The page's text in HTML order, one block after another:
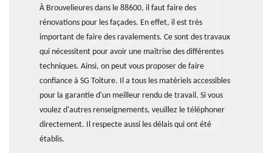
À Brouvelieures dans le 88600, il faut faire des
rénovations pour les façades. En effet, il est très
important de faire des ravalements. Ce sont des travaux
qui nécessitent pour avoir une maîtrise des différentes
techniques. Ainsi, on peut vous proposer de faire
confiance à SG Toiture. Il a tous les matériels accessibles
pour la garantie d'un meilleur rendu de travail. Si vous
voulez d'autres renseignements, veuillez le téléphoner
directement. Il respecte aussi les délais qui ont été
établis.